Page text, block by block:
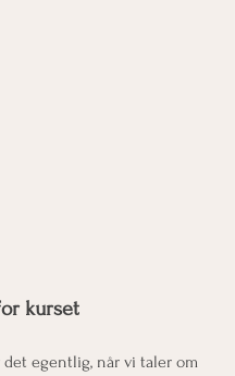
kurset
det egentlig, når vi taler om